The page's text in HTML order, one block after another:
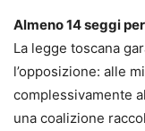
Almeno 14 seggi
La legge toscana
l’opposizione: alle
complessivamente
una coalizione